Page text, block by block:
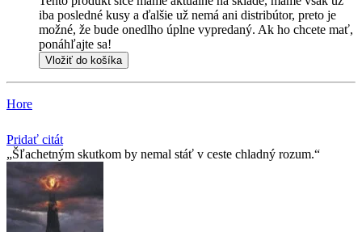
iba posledné kusy a ďalšie už nemá ani distribútor, preto je
možné, že bude onedlho úplne vypredaný. Ak ho chcete mať,
ponáhľajte sa!
Vložiť do košíka
Hore
Pridať citát
Šľachetným skutkom by nemal stáť v ceste chladný rozum.